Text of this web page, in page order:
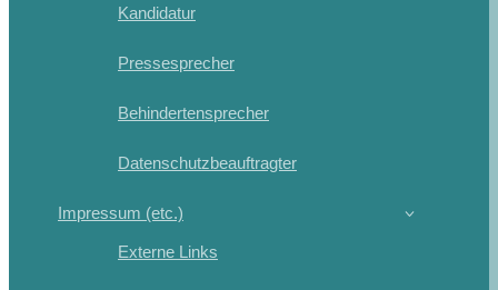
Kandidatur
Pressesprecher
Behindertensprecher
Datenschutzbeauftragter
Impressum (etc.)
Externe Links